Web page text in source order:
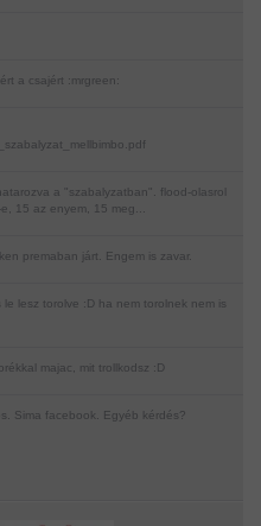
a csajért :mrgreen:
a "szabalyzatban". flood-olasrol
15 az enyem, 15 meg...
premaban járt. Engem is zavar.
le lesz torolve :D ha nem torolnek nem is
majac, mit trollkodsz :D
Sima facebook. Egyéb kérdés?